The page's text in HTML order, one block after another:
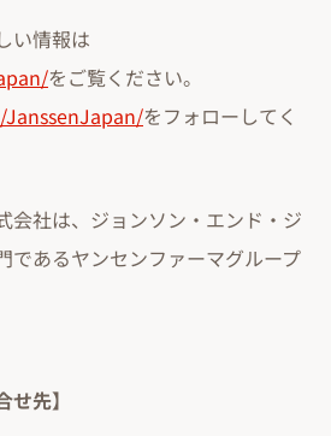
い情報は
をご覧ください。
をフォローしてく
会社は、ジョンソン・エンド・ジ
であるヤンセンファーマグループ
せ先】